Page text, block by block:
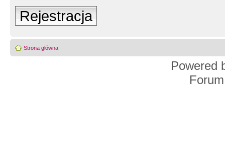
Rejestracja
Strona główna
Powered